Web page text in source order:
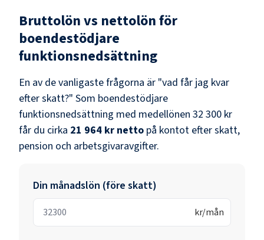
Bruttolön vs nettolön för
boendestödjare
funktionsnedsättning
En av de vanligaste frågorna är "vad får jag kvar
efter skatt?" Som boendestödjare
funktionsnedsättning med medellönen 32 300 kr
får du cirka 21 964 kr netto på kontot efter skatt,
pension och arbetsgivaravgifter.
Din månadslön (före skatt)
kr/mån